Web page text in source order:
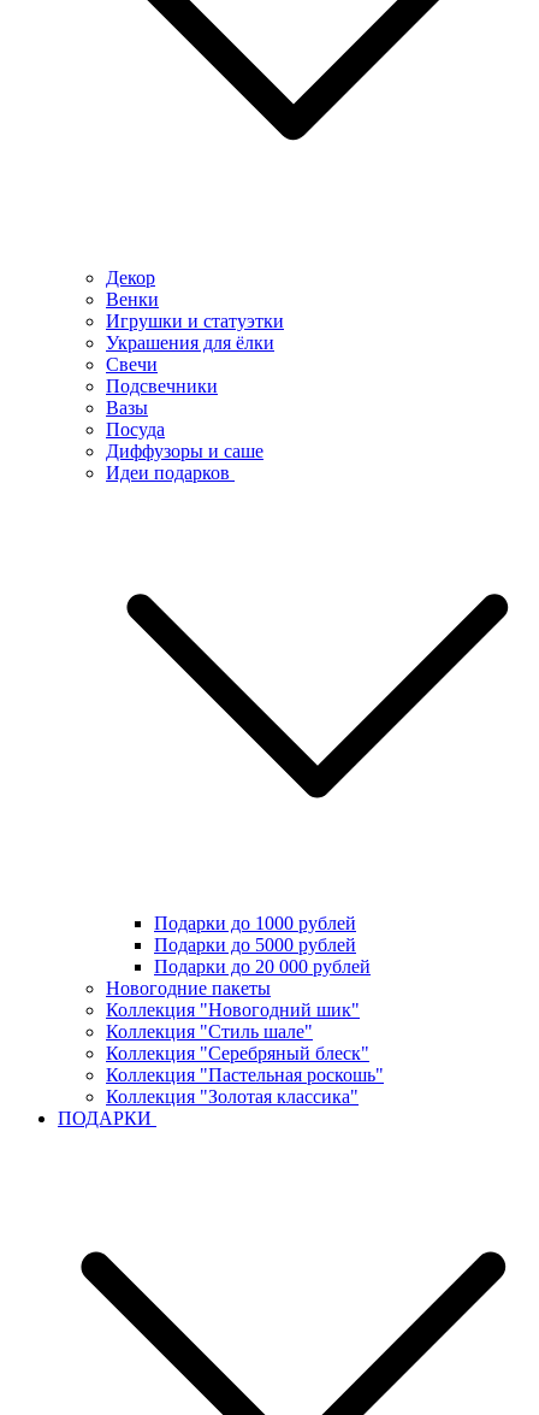
Декор
Венки
Игрушки и статуэтки
Украшения для ёлки
Свечи
Подсвечники
Вазы
Посуда
Диффузоры и саше
Идеи подарков
Подарки до 1000 рублей
Подарки до 5000 рублей
Подарки до 20 000 рублей
Новогодние пакеты
Коллекция "Новогодний шик"
Коллекция "Стиль шале"
Коллекция "Серебряный блеск"
Коллекция "Пастельная роскошь"
Коллекция "Золотая классика"
ПОДАРКИ